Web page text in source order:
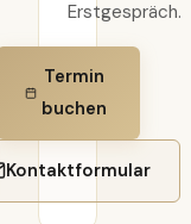
Erstgespräch.
Termin
buchen
Kontaktformular